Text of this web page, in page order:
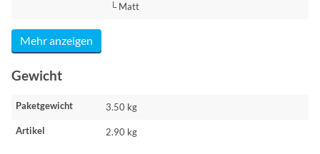
└ Matt
Mehr anzeigen
Gewicht
Paketgewicht 3.50 kg
Artikel 2.90 kg